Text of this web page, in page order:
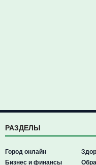
РАЗДЕЛЫ
Город онлайн
Бизнес и финансы